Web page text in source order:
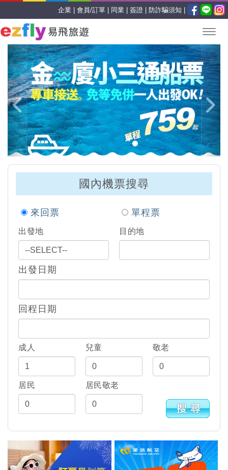
企業 | 會員/訂單 | 同業 | 簽證 | 防詐騙須知 |
Previous
國內機票搜尋
來回票 單程票
出發地 目的地
出發日期
回程日期
成人 兒童 敬老
居民 居民敬老